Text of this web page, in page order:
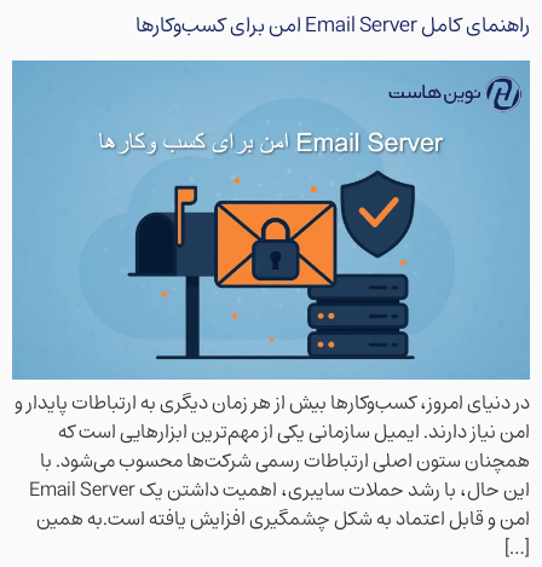
راهنمای کامل Email Server امن برای کسب‌وکارها
در دنیای امروز، کسب‌وکارها بیش از هر زمان دیگری به ارتباطات پایدار و
امن نیاز دارند. ایمیل سازمانی یکی از مهم‌ترین ابزارهایی است که
همچنان ستون اصلی ارتباطات رسمی شرکت‌ها محسوب می‌شود. با
این حال، با رشد حملات سایبری، اهمیت داشتن یک Email Server
امن و قابل اعتماد به شکل چشمگیری افزایش یافته است.به همین
[…]